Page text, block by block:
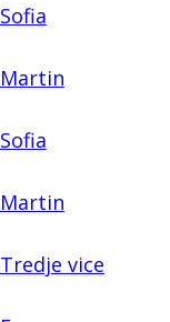
Sofia
Martin
Sofia
Martin
Tredje vice